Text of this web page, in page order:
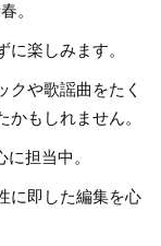
。
に楽しみます。
クや歌謡曲をたく
もしれません。
担当中。
に即した編集を心